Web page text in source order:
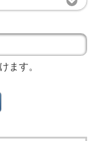
ます。